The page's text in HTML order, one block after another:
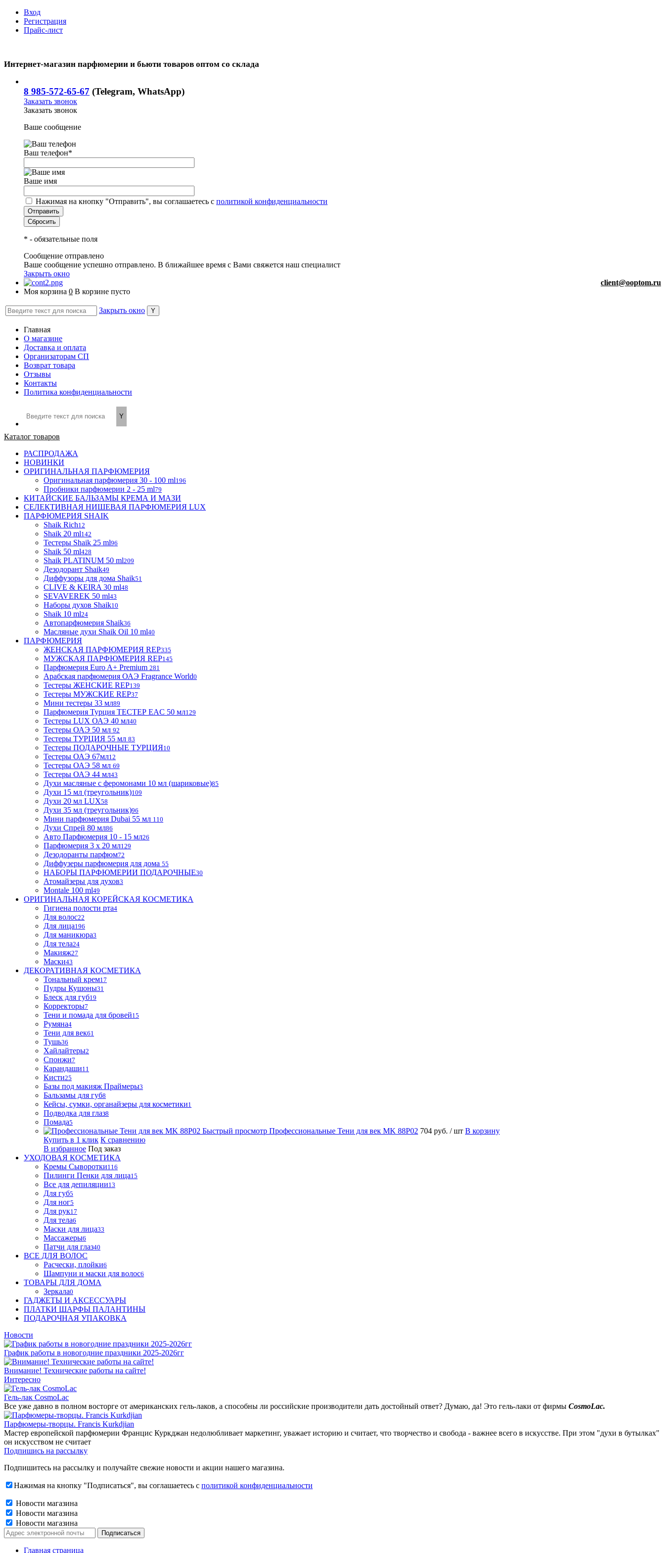
Вход
Регистрация
Прайс-лист
Интернет-магазин парфюмерии и бьюти товаров оптом со склада
8 985-572-65-67 (Telegram, WhatsApp)
Заказать звонок
Заказать звонок
Ваше сообщение
Ваш телефон*
Ваше имя
Нажимая на кнопку "Отправить", вы соглашаетесь с политикой конфиденциальности
* - обязательные поля
Сообщение отправлено
Ваше сообщение успешно отправлено. В ближайшее время с Вами свяжется наш специалист
Закрыть окно
client@ooptom.ru
Моя корзина 0 В корзине пусто
Закрыть окно
Главная
О магазине
Доставка и оплата
Организаторам СП
Возврат товара
Отзывы
Контакты
Политика конфиденциальности
Каталог товаров
РАСПРОДАЖА
НОВИНКИ
ОРИГИНАЛЬНАЯ ПАРФЮМЕРИЯ
Оригинальная парфюмерия 30 - 100 ml196
Пробники парфюмерии 2 - 25 ml79
КИТАЙСКИЕ БАЛЬЗАМЫ КРЕМА И МАЗИ
СЕЛЕКТИВНАЯ НИШЕВАЯ ПАРФЮМЕРИЯ LUX
ПАРФЮМЕРИЯ SHAIK
Shaik Rich12
Shaik 20 ml142
Тестеры Shaik 25 ml96
Shaik 50 ml428
Shaik PLATINUM 50 ml209
Дезодорант Shaik49
Диффузоры для дома Shaik51
CLIVE & KEIRA 30 ml48
SEVAVEREK 50 ml43
Наборы духов Shaik10
Shaik 10 ml24
Автопарфюмерия Shaik36
Масляные духи Shaik Oil 10 ml40
ПАРФЮМЕРИЯ
ЖЕНСКАЯ ПАРФЮМЕРИЯ REP335
МУЖСКАЯ ПАРФЮМЕРИЯ REP145
Парфюмерия Euro A+ Premium 281
Арабская парфюмерия ОАЭ Fragrance World0
Тестеры ЖЕНСКИЕ REP139
Тестеры МУЖСКИЕ REP37
Мини тестеры 33 мл89
Парфюмерия Турция ТЕСТЕР EAC 50 мл129
Тестеры LUX ОАЭ 40 мл40
Тестеры ОАЭ 50 мл 92
Тестеры ТУРЦИЯ 55 мл 83
Тестеры ПОДАРОЧНЫЕ ТУРЦИЯ10
Тестеры ОАЭ 67мл12
Тестеры ОАЭ 58 мл 69
Тестеры ОАЭ 44 мл43
Духи масляные с феромонами 10 мл (шариковые)85
Духи 15 мл (треугольник)109
Духи 20 мл LUX58
Духи 35 мл (треугольник)96
Мини парфюмерия Dubai 55 мл 110
Духи Спрей 80 мл86
Авто Парфюмерия 10 - 15 мл26
Парфюмерия 3 х 20 мл129
Дезодоранты парфюм72
Диффузеры парфюмерия для дома 55
НАБОРЫ ПАРФЮМЕРИИ ПОДАРОЧНЫЕ30
Атомайзеры для духов3
Montale 100 ml49
ОРИГИНАЛЬНАЯ КОРЕЙСКАЯ КОСМЕТИКА
Гигиена полости рта4
Для волос22
Для лица196
Для маникюра3
Для тела24
Макияж27
Маски43
ДЕКОРАТИВНАЯ КОСМЕТИКА
Тональный крем17
Пудры Кушоны31
Блеск для губ19
Корректоры7
Тени и помада для бровей15
Румяна4
Тени для век61
Тушь36
Хайлайтеры2
Спонжи7
Карандаши11
Кисти25
Базы под макияж Праймеры3
Бальзамы для губ8
Кейсы, сумки, органайзеры для косметики1
Подводка для глаз8
Помада5
Быстрый просмотр Профессиональные Тени для век MK 88P02 704 руб. / шт В корзину
Купить в 1 клик К сравнению
В избранное Под заказ
УХОДОВАЯ КОСМЕТИКА
Кремы Сыворотки116
Пилинги Пенки для лица15
Все для депиляции13
Для губ5
Для ног5
Для рук17
Для тела6
Маски для лица33
Массажеры6
Патчи для глаз40
ВСЕ ДЛЯ ВОЛОС
Расчески, плойки6
Шампуни и маски для волос6
ТОВАРЫ ДЛЯ ДОМА
Зеркала0
ГАДЖЕТЫ И АКСЕССУАРЫ
ПЛАТКИ ШАРФЫ ПАЛАНТИНЫ
ПОДАРОЧНАЯ УПАКОВКА
Новости
График работы в новогодние праздники 2025-2026гг
Внимание! Технические работы на сайте!
Интересно
Гель-лак CosmoLac
Все уже давно в полном восторге от американских гель-лаков, а способны ли российские производители дать достойный ответ? Думаю, да! Это гель-лаки от фирмы CosmoLac.
Парфюмеры-творцы. Francis Kurkdjian
Мастер европейской парфюмерии Францис Куркджан недолюбливает маркетинг, уважает историю и считает, что творчество и свобода - важнее всего в искусстве. При этом "духи в бутылках"
он искусством не считает
Подпишись на рассылку
Подпишитесь на рассылку и получайте свежие новости и акции нашего магазина.
Нажимая на кнопку "Подписаться", вы соглашаетесь с политикой конфиденциальности
Новости магазина
Новости магазина
Новости магазина
Главная страница